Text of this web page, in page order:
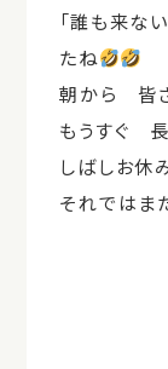
「誰も来な
たね
朝から 皆
もうすぐ
しばしお休
それでは